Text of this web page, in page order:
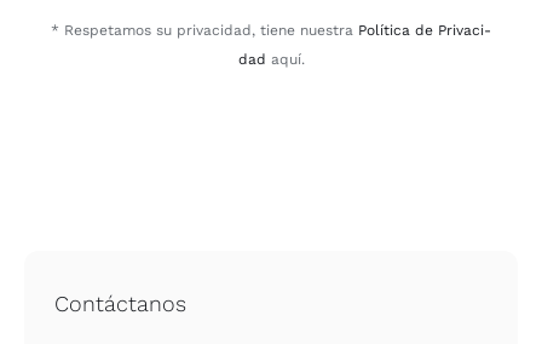
* Res­pe­ta­mos su pri­va­ci­dad, tie­ne nues­tra Polí­ti­ca de Pri­va­ci­
dad aquí.
Contáctanos